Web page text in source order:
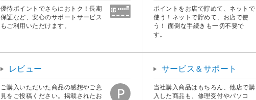
優待ポイントでさらにおトク！長期
保証など、安心のサポートサービス
もご利用いただけます。
ポイントをお店で貯めて、ネットで
使う！ネットで貯めて、お店で使
う！ 面倒な手続きも一切不要で
す。
レビュー
ご購入いただいた商品の感想やご意
見をご投稿ください。掲載されたお
サービス＆サポート
当社購入商品はもちろん、他店で購
入した商品も、修理受付やパソコ